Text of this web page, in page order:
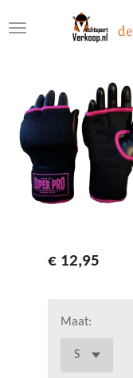
direct
hoofdinhoud
€ 12,95
Maat: